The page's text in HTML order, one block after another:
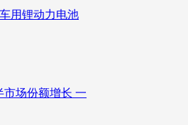
用锂动力电池
市场份额增长 一